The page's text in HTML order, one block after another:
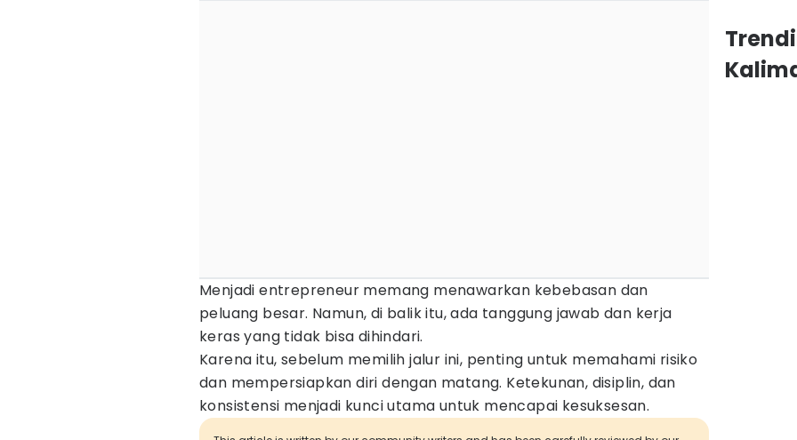
Menjadi entrepreneur memang menawarkan kebebasan dan
peluang besar. Namun, di balik itu, ada tanggung jawab dan kerja
keras yang tidak bisa dihindari.
Karena itu, sebelum memilih jalur ini, penting untuk memahami risiko
dan mempersiapkan diri dengan matang. Ketekunan, disiplin, dan
konsistensi menjadi kunci utama untuk mencapai kesuksesan.